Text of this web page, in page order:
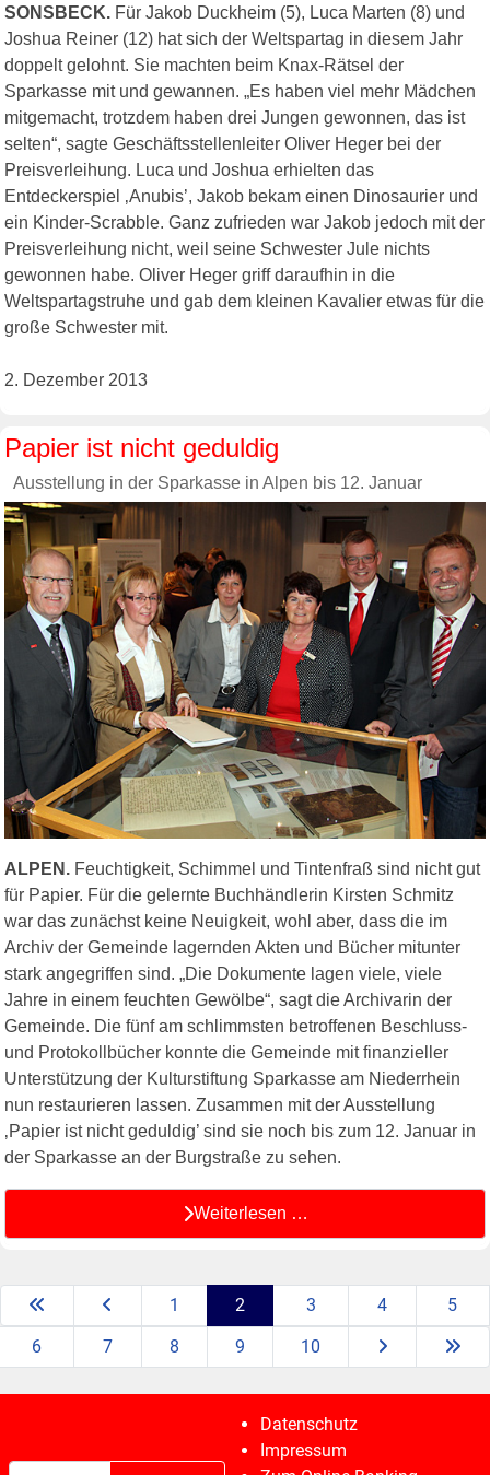
SONSBECK. Für Jakob Duckheim (5), Luca Marten (8) und
Joshua Reiner (12) hat sich der Weltspartag in diesem Jahr
doppelt gelohnt. Sie machten beim Knax-Rätsel der
Sparkasse mit und gewannen. „Es haben viel mehr Mädchen
mitgemacht, trotzdem haben drei Jungen gewonnen, das ist
selten“, sagte Geschäftsstellenleiter Oliver Heger bei der
Preisverleihung. Luca und Joshua erhielten das
Entdeckerspiel ‚Anubis’, Jakob bekam einen Dinosaurier und
ein Kinder-Scrabble. Ganz zufrieden war Jakob jedoch mit der
Preisverleihung nicht, weil seine Schwester Jule nichts
gewonnen habe. Oliver Heger griff daraufhin in die
Weltspartagstruhe und gab dem kleinen Kavalier etwas für die
große Schwester mit.
2. Dezember 2013
Papier ist nicht geduldig
Ausstellung in der Sparkasse in Alpen bis 12. Januar
ALPEN. Feuchtigkeit, Schimmel und Tintenfraß sind nicht gut
für Papier. Für die gelernte Buchhändlerin Kirsten Schmitz
war das zunächst keine Neuigkeit, wohl aber, dass die im
Archiv der Gemeinde lagernden Akten und Bücher mitunter
stark angegriffen sind. „Die Dokumente lagen viele, viele
Jahre in einem feuchten Gewölbe“, sagt die Archivarin der
Gemeinde. Die fünf am schlimmsten betroffenen Beschluss-
und Protokollbücher konnte die Gemeinde mit finanzieller
Unterstützung der Kulturstiftung Sparkasse am Niederrhein
nun restaurieren lassen. Zusammen mit der Ausstellung
‚Papier ist nicht geduldig’ sind sie noch bis zum 12. Januar in
der Sparkasse an der Burgstraße zu sehen.
Weiterlesen …
1 2 3 4
5
6
7 8 9 10
Datenschutz
Impressum